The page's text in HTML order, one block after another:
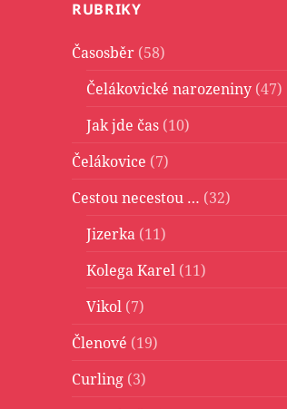
RUBRIKY
Časosběr (58)
Čelákovické narozeniny (47)
Jak jde čas (10)
Čelákovice (7)
Cestou necestou … (32)
Jizerka (11)
Kolega Karel (11)
Vikol (7)
Členové (19)
Curling (3)